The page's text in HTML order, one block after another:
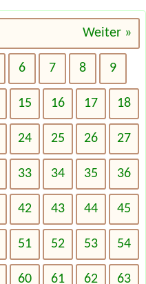
Weiter »
6 7 8 9
15 16 17 18
24 25 26 27
33 34 35 36
42 43 44 45
51 52 53 54
60 61 62 63